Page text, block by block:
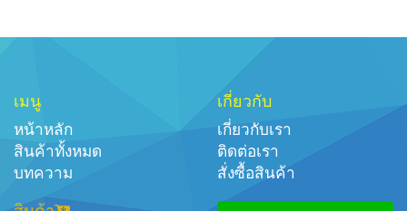
เมนู
หน้าหลัก
สินค้าทั้งหมด
บทความ
เกี่ยวกับ
เกี่ยวกับเรา
ติดต่อเรา
สั่งซื้อสินค้า